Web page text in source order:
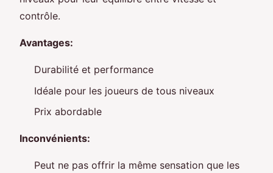
contrôle.
Avantages:
Durabilité et performance
Idéale pour les joueurs de tous niveaux
Prix abordable
Inconvénients:
Peut ne pas offrir la même sensation que les